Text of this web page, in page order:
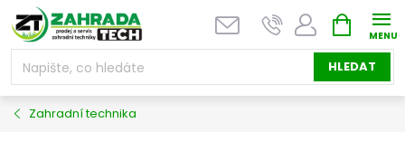
Přejít
na
obsah
HLEDAT
NÁKUPNÍ
KOŠÍK
Zahradní technika